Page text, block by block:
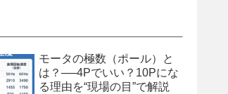
モータの極数（ポール）と
は？──4Pでいい？10Pにな
る理由を“現場の目”で解説